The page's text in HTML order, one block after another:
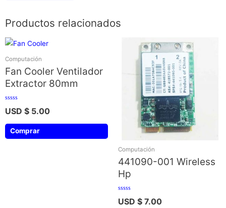
Productos relacionados
Computación
Fan Cooler Ventilador
Extractor 80mm
Valorado
con
de
USD $ 5.00
Comprar
Computación
441090-001 Wireless
Hp
Valorado
con
USD $ 7.00